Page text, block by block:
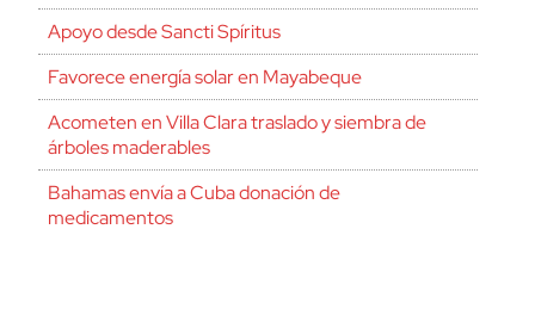
Apoyo desde Sancti Spíritus
Favorece energía solar en Mayabeque
Acometen en Villa Clara traslado y siembra de
árboles maderables
Bahamas envía a Cuba donación de
medicamentos